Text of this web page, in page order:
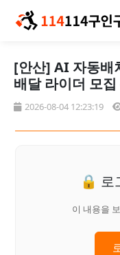
[안산] AI 자동배
배달 라이더 모
2026-08-04 12:23:19
🔒 로
이 내용을